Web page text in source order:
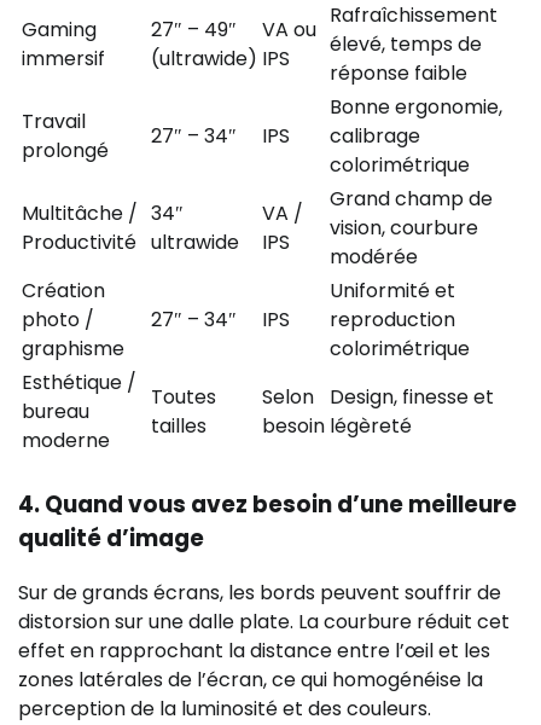
Gaming
immersif
27″ – 49″
(ultrawide)
VA ou
IPS
Rafraîchissement
élevé, temps de
réponse faible
Travail
prolongé
27″ – 34″ IPS
Bonne ergonomie,
calibrage
colorimétrique
Multitâche /
Productivité
34″
ultrawide
VA /
IPS
Grand champ de
vision, courbure
modérée
Création
photo /
graphisme
27″ – 34″ IPS
Uniformité et
reproduction
colorimétrique
Esthétique /
bureau
moderne
Toutes
tailles
Selon
besoin
Design, finesse et
légèreté
4. Quand vous avez besoin d’une meilleure
qualité d’image
Sur de grands écrans, les bords peuvent souffrir de
distorsion sur une dalle plate. La courbure réduit cet
effet en rapprochant la distance entre l’œil et les
zones latérales de l’écran, ce qui homogénéise la
perception de la luminosité et des couleurs.